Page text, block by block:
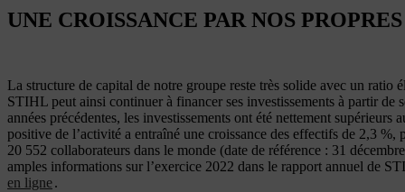
UNE CROISSANCE PAR NOS
La structure de capital de notre groupe reste très solide avec un ratio
STIHL peut ainsi continuer à financer ses investissements à partir de
années précédentes, les investissements ont été nettement supérieurs
positive de l’activité a entraîné une croissance des effectifs de 2,3 %,
20 552 collaborateurs dans le monde (date de référence : 31
amples informations sur l’exercice 2022 dans le rapport annuel de
en ligne.